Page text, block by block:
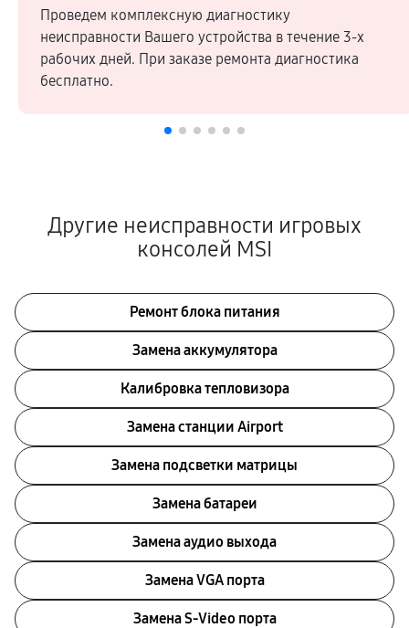
Проведем комплексную диагностику
неисправности Вашего устройства в течение 3-х
рабочих дней. При заказе ремонта диагностика
бесплатно.
Другие неисправности игровых
консолей MSI
Ремонт блока питания
Замена аккумулятора
Калибровка тепловизора
Замена станции Airport
Замена подсветки матрицы
Замена батареи
Замена аудио выхода
Замена VGA порта
Замена S-Video порта